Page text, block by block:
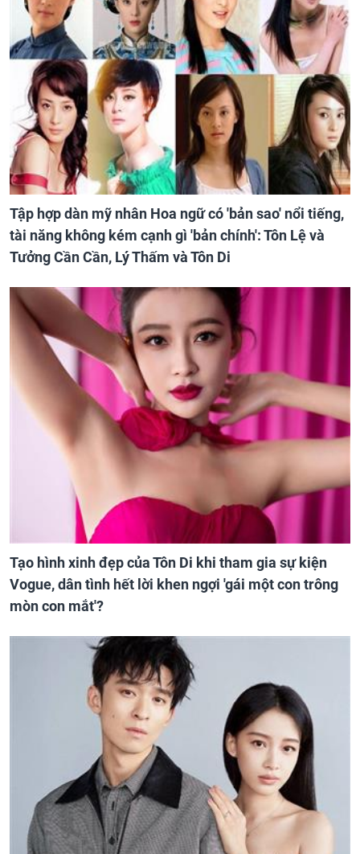
Tập hợp dàn mỹ nhân Hoa ngữ có 'bản sao' nổi tiếng,
tài năng không kém cạnh gì 'bản chính': Tôn Lệ và
Tưởng Cần Cần, Lý Thấm và Tôn Di
Tạo hình xinh đẹp của Tôn Di khi tham gia sự kiện
Vogue, dân tình hết lời khen ngợi 'gái một con trông
mòn con mắt'?